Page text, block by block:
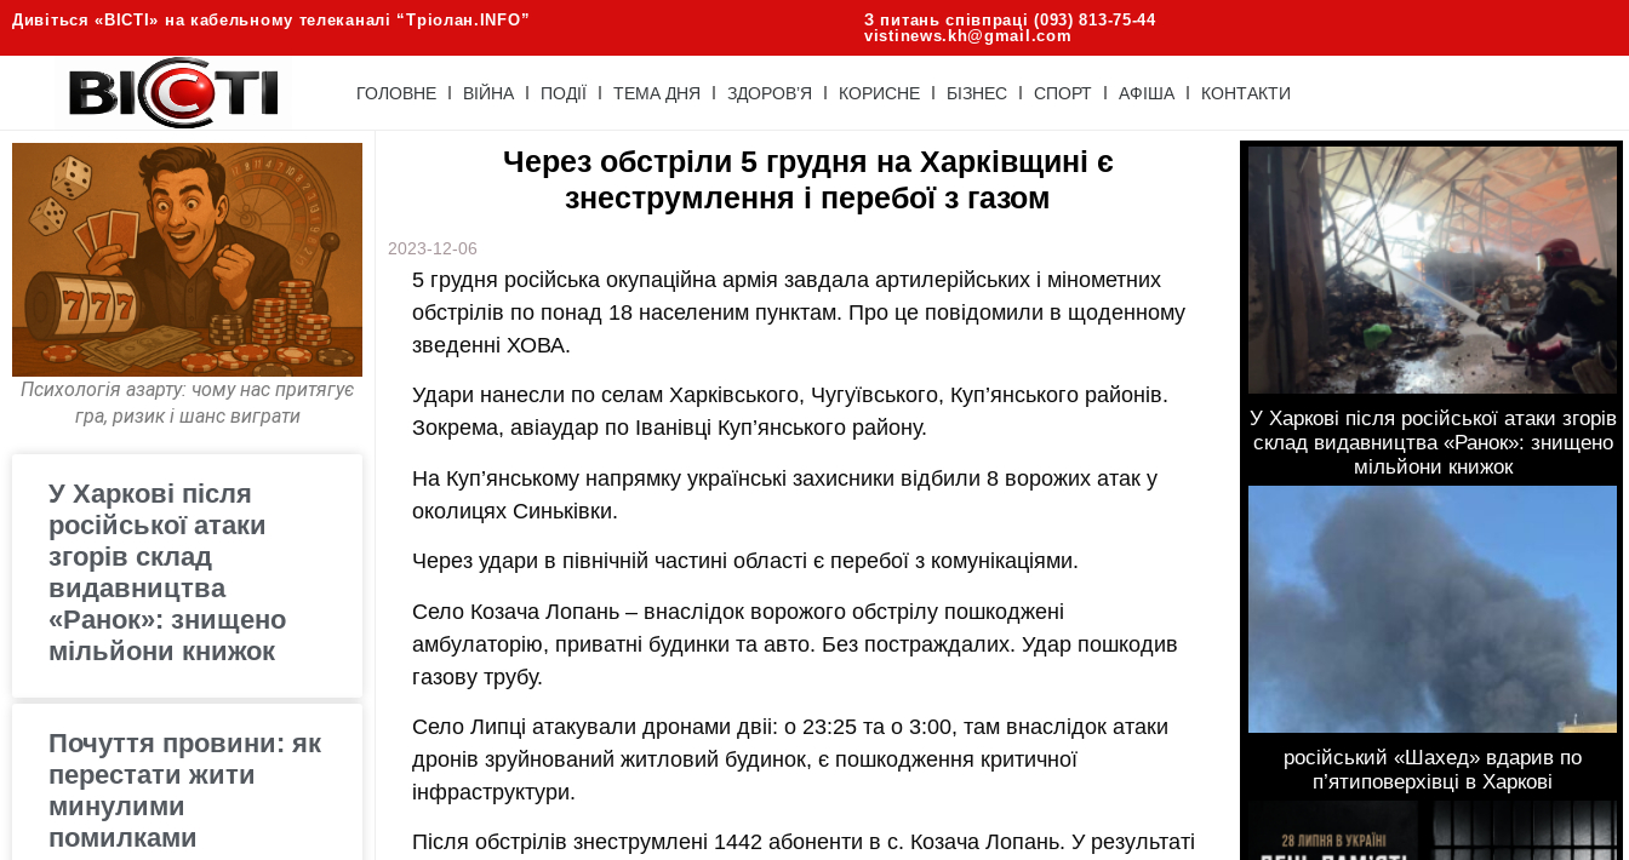
Дивіться «ВІСТІ» на кабельному телеканалі “Трiолан.INFO”
З питань співпраці (093) 813-75-44
vistinews.kh@gmail.com
ГОЛОВНЕ ВІЙНА ПОДІЇ ТЕМА ДНЯ ЗДОРОВ’Я КОРИСНЕ БІЗНЕС СПОРТ АФІША КОНТАКТИ
Психологія азарту: чому нас притягує
гра, ризик і шанс виграти
У Харкові після
російської атаки
згорів склад
видавництва
«Ранок»: знищено
мільйони книжок
Почуття провини: як
перестати жити
минулими
помилками
Через обстріли 5 грудня на Харківщині є
знеструмлення і перебої з газом
2023-12-06
5 грудня російська окупаційна армія завдала артилерійських і мінометних
обстрілів по понад 18 населеним пунктам. Про це повідомили в щоденному
зведенні ХОВА.
Удари нанесли по селам Харківського, Чугуївського, Куп’янського районів.
Зокрема, авіаудар по Іванівці Куп’янського району.
На Куп’янському напрямку українські захисники відбили 8 ворожих атак у
околицях Синьківки.
Через удари в північній частині області є перебої з комунікаціями.
Село Козача Лопань – внаслідок ворожого обстрілу пошкоджені
амбулаторію, приватні будинки та авто. Без постраждалих. Удар пошкодив
газову трубу.
Село Липці атакували дронами двіі: о 23:25 та о 3:00, там внаслідок атаки
дронів зруйнований житловий будинок, є пошкодження критичної
інфраструктури.
Після обстрілів знеструмлені 1442 абоненти в с. Козача Лопань. У результаті
У Харкові після російської атаки згорів
склад видавництва «Ранок»: знищено
мільйони книжок
російський «Шахед» вдарив по
п’ятиповерхівці в Харкові